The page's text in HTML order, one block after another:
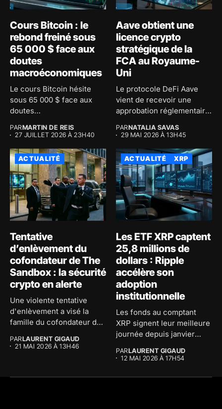
Cours Bitcoin : le
rebond freiné sous
65 000 $ face aux
doutes
macroéconomiques
Le cours Bitcoin hésite
sous 65 000 $ face aux
doutes
PARMARTIN DE REIS
27 JUILLET 2026 À 23H40
Aave obtient une
licence crypto
stratégique de la
FCA au Royaume-
Uni
Le protocole DeFi Aave
vient de recevoir une
approbation réglementaire
PARNATALIA SAVAS
29 MAI 2026 À 13H45
ACTUALITÉ
Tentative
d’enlèvement du
cofondateur de The
Sandbox : la sécurité
crypto en alerte
Une violente tentative
d'enlèvement a visé la
famille du cofondateur de
PARLAURENT GIGAUD
21 MAI 2026 À 13H46
ACTUALITÉ XRP
Les ETF XRP captent
25,8 millions de
dollars : Ripple
accélère son
adoption
institutionnelle
Les fonds au comptant
XRP signent leur meilleure
journée depuis janvier
PARLAURENT GIGAUD
12 MAI 2026 À 17H54